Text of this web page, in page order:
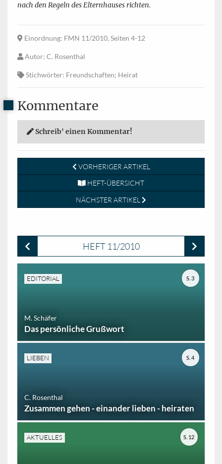
nach den Regeln des Elternhauses richten.
Einordnung: FMN 11/2010, Seiten 4-12
Autor: C. Rosenthal
Stichwörter: Freundschaften; Heirat
Kommentare
Schreib' einen Kommentar!
VORHERIGER ARTIKEL
HEFT-ÜBERSICHT
NÄCHSTER ARTIKEL
HEFT 11/2010
EDITORIAL
M. Schäfer
Das persönliche Grußwort
S. 3
LIEBEN
C. Rosenthal
Zusammen gehen - einander lieben - heiraten
S. 4
AKTUELLES S. 12